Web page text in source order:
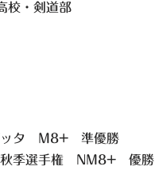
校・剣道部
ッタ M8+ 準優勝
秋季選手権 NM8+ 優勝